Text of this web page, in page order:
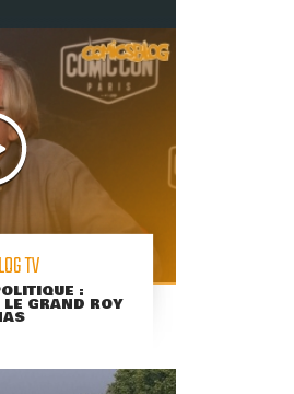
TV
:
LE GRAND ROY